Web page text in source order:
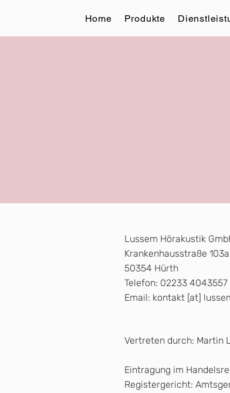
Home Produkte
Lussem Hörakustik
Krankenhausstraße 103a
50354 Hürth
Telefon: 02233 4043557
Email: kontakt [at]
Vertreten durch: Martin
Eintragung im
Registergericht: